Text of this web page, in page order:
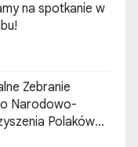
na spotkanie w
Narodowo-
Polaków